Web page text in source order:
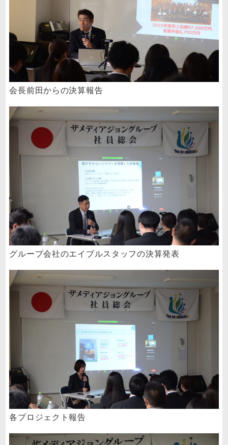
会長前田からの決算報告
グループ会社のエイブルスタッフの決算発表
各プロジェクト報告